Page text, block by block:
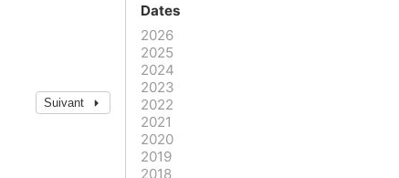
Suivant
Dates
2026
2025
2024
2023
2022
2021
2020
2019
2018